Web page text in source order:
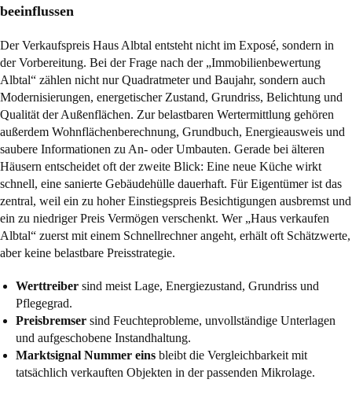
beeinflussen
Der Verkaufspreis Haus Albtal entsteht nicht im Exposé, sondern in
der Vorbereitung. Bei der Frage nach der „Immobilienbewertung
Albtal“ zählen nicht nur Quadratmeter und Baujahr, sondern auch
Modernisierungen, energetischer Zustand, Grundriss, Belichtung und
Qualität der Außenflächen. Zur belastbaren Wertermittlung gehören
außerdem Wohnflächenberechnung, Grundbuch, Energieausweis und
saubere Informationen zu An- oder Umbauten. Gerade bei älteren
Häusern entscheidet oft der zweite Blick: Eine neue Küche wirkt
schnell, eine sanierte Gebäudehülle dauerhaft. Für Eigentümer ist das
zentral, weil ein zu hoher Einstiegspreis Besichtigungen ausbremst und
ein zu niedriger Preis Vermögen verschenkt. Wer „Haus verkaufen
Albtal“ zuerst mit einem Schnellrechner angeht, erhält oft Schätzwerte,
aber keine belastbare Preisstrategie.
Werttreiber sind meist Lage, Energiezustand, Grundriss und
Pflegegrad.
Preisbremser sind Feuchteprobleme, unvollständige Unterlagen
und aufgeschobene Instandhaltung.
Marktsignal Nummer eins bleibt die Vergleichbarkeit mit
tatsächlich verkauften Objekten in der passenden Mikrolage.